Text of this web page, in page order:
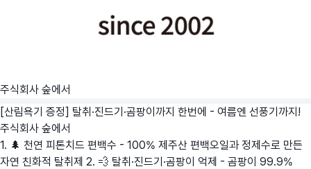
주식회사 숲에서
[산림욕기 증정] 탈취·진드기·곰팡이까지 한번에 - 여름엔 선풍기까지!
주식회사 숲에서
1. 🌲 천연 피톤치드 편백수 - 100% 제주산 편백오일과 정제수로 만든
자연 친화적 탈취제 2. 💨 탈취·진드기·곰팡이 억제 - 곰팡이 99.9%